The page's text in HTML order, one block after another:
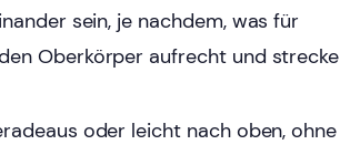
sein, je nachdem, was für
Oberkörper aufrecht und strecke
oder leicht nach oben, ohne